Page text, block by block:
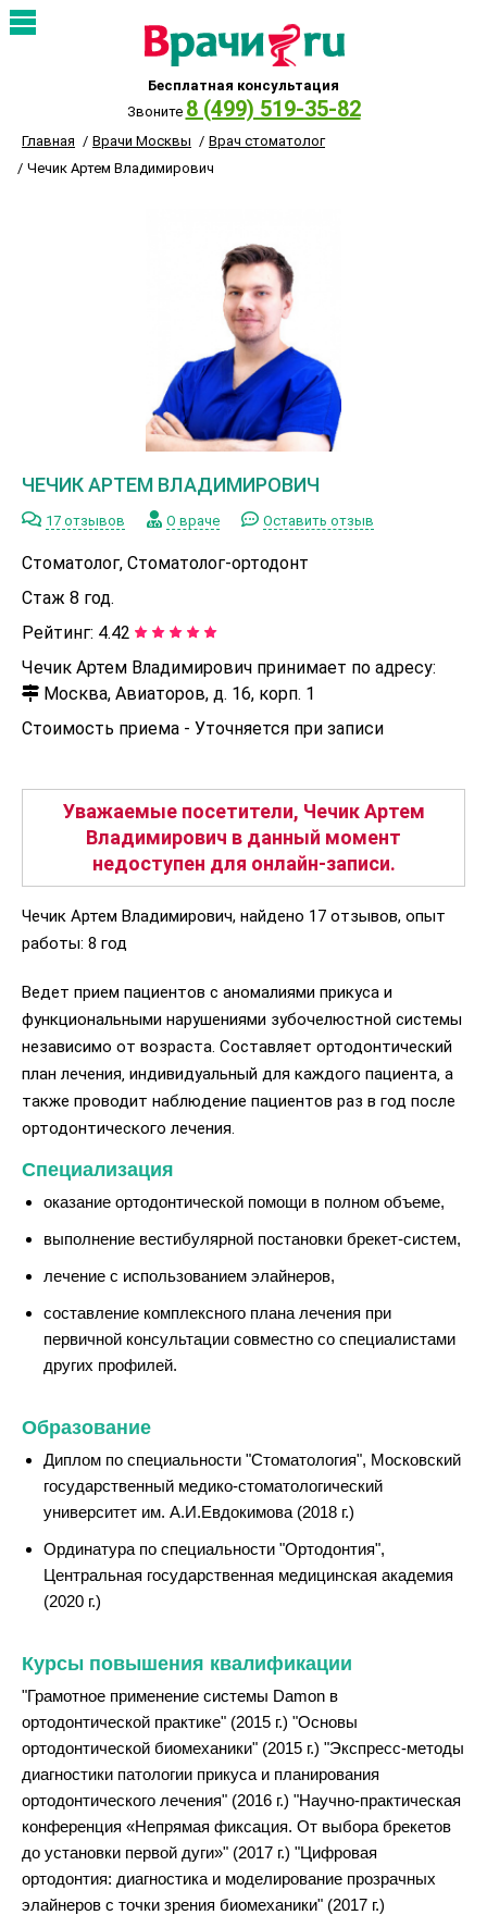
Бесплатная консультация
Звоните 8 (499) 519-35-82
Главная Врачи Москвы
Врач стоматолог
Чечик Артем Владимирович
ЧЕЧИК АРТЕМ ВЛАДИМИРОВИЧ
17 отзывов О враче Оставить отзыв
Стоматолог, Стоматолог-ортодонт
Стаж 8 год.
Рейтинг: 4.42
Чечик Артем Владимирович принимает по адресу:
Москва, Авиаторов, д. 16, корп. 1
Стоимость приема - Уточняется при записи
Уважаемые посетители, Чечик Артем
Владимирович в данный момент
недоступен для онлайн-записи.
Чечик Артем Владимирович, найдено 17 отзывов, опыт
работы: 8 год
Ведет прием пациентов с аномалиями прикуса и
функциональными нарушениями зубочелюстной системы
независимо от возраста. Составляет ортодонтический
план лечения‚ индивидуальный для каждого пациента‚ а
также проводит наблюдение пациентов раз в год после
ортодонтического лечения.
Специализация
оказание ортодонтической помощи в полном объеме,
выполнение вестибулярной постановки брекет-систем,
лечение с использованием элайнеров,
составление комплексного плана лечения при
первичной консультации совместно со специалистами
других профилей.
Образование
Диплом по специальности "Стоматология", Московский
государственный медико-стоматологический
университет им. А.И.Евдокимова (2018 г.)
Ординатура по специальности "Ортодонтия",
Центральная государственная медицинская академия
(2020 г.)
Курсы повышения квалификации
"Грамотное применение системы Damon в
ортодонтической практике" (2015 г.) "Основы
ортодонтической биомеханики" (2015 г.) "Экспресс-методы
диагностики патологии прикуса и планирования
ортодонтического лечения" (2016 г.) "Научно-практическая
конференция «Непрямая фиксация. От выбора брекетов
до установки первой дуги»" (2017 г.) "Цифровая
ортодонтия: диагностика и моделирование прозрачных
элайнеров с точки зрения биомеханики" (2017 г.)